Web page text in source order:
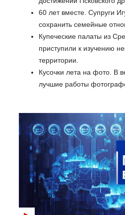
60 лет вместе. Супруги
сохранить семейные
Купеческие палаты из
приступили к изучению
территории.
Кусочки лета на фото. В
лучшие работы